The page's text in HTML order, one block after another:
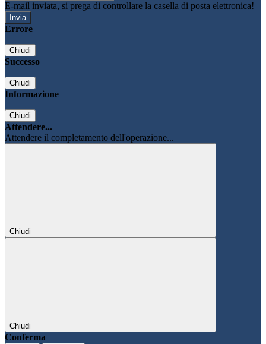
E-mail inviata, si prega di controllare la casella di posta elettronica!
Errore
Chiudi
Successo
Chiudi
Informazione
Chiudi
Attendere...
Attendere il completamento dell'operazione...
Chiudi
Chiudi
Conferma